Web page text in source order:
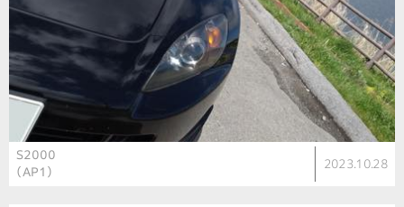
S2000
（AP1）
2023.10.28